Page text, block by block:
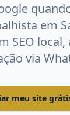
em
SEO
via
meu site